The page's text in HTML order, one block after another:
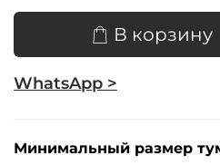
В корзину
WhatsApp >
Минимальный размер